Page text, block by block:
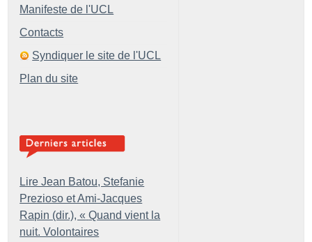
Manifeste de l'UCL
Contacts
Syndiquer le site de l'UCL
Plan du site
Lire Jean Batou, Stefanie
Prezioso et Ami-Jacques
Rapin (dir.), « Quand vient la
nuit. Volontaires